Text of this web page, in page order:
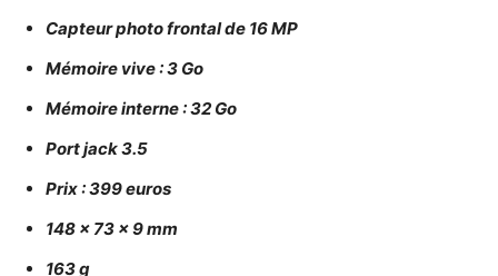
Capteur photo frontal de 16 MP
Mémoire vive : 3 Go
Mémoire interne : 32 Go
Port jack 3.5
Prix : 399 euros
148 x 73 x 9 mm
163 g